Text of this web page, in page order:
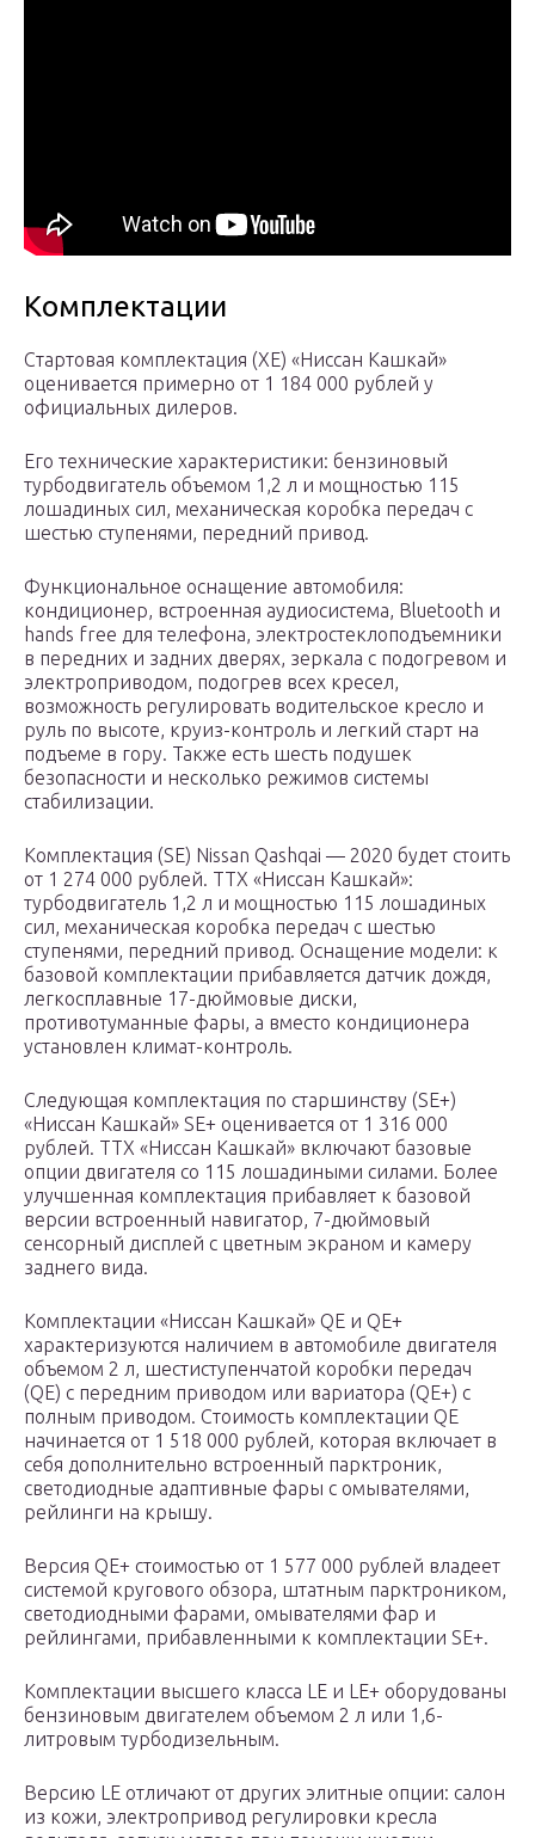
Комплектации
Стартовая комплектация (ХЕ) «Ниссан Кашкай»
оценивается примерно от 1 184 000 рублей у
официальных дилеров.
Его технические характеристики: бензиновый
турбодвигатель объемом 1,2 л и мощностью 115
лошадиных сил, механическая коробка передач с
шестью ступенями, передний привод.
Функциональное оснащение автомобиля:
кондиционер, встроенная аудиосистема, Bluetooth и
hands free для телефона, электростеклоподъемники
в передних и задних дверях, зеркала с подогревом и
электроприводом, подогрев всех кресел,
возможность регулировать водительское кресло и
руль по высоте, круиз-контроль и легкий старт на
подъеме в гору. Также есть шесть подушек
безопасности и несколько режимов системы
стабилизации.
Комплектация (SE) Nissan Qashqai — 2020 будет стоить
от 1 274 000 рублей. ТТХ «Ниссан Кашкай»:
турбодвигатель 1,2 л и мощностью 115 лошадиных
сил, механическая коробка передач с шестью
ступенями, передний привод. Оснащение модели: к
базовой комплектации прибавляется датчик дождя,
легкосплавные 17-дюймовые диски,
противотуманные фары, а вместо кондиционера
установлен климат-контроль.
Следующая комплектация по старшинству (SE+)
«Ниссан Кашкай» SE+ оценивается от 1 316 000
рублей. ТТХ «Ниссан Кашкай» включают базовые
опции двигателя со 115 лошадиными силами. Более
улучшенная комплектация прибавляет к базовой
версии встроенный навигатор, 7-дюймовый
сенсорный дисплей с цветным экраном и камеру
заднего вида.
Комплектации «Ниссан Кашкай» QE и QE+
характеризуются наличием в автомобиле двигателя
объемом 2 л, шестиступенчатой коробки передач
(QE) с передним приводом или вариатора (QE+) с
полным приводом. Стоимость комплектации QE
начинается от 1 518 000 рублей, которая включает в
себя дополнительно встроенный парктроник,
светодиодные адаптивные фары с омывателями,
рейлинги на крышу.
Версия QE+ стоимостью от 1 577 000 рублей владеет
системой кругового обзора, штатным парктроником,
светодиодными фарами, омывателями фар и
рейлингами, прибавленными к комплектации SE+.
Комплектации высшего класса LE и LE+ оборудованы
бензиновым двигателем объемом 2 л или 1,6-
литровым турбодизельным.
Версию LE отличают от других элитные опции: салон
из кожи, электропривод регулировки кресла